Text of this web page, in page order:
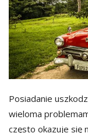
Posiadanie
wieloma
często okazuje się